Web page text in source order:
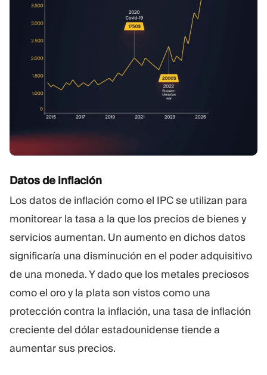
Datos de inflación
Los datos de inflación como el IPC se utilizan para
monitorear la tasa a la que los precios de bienes y
servicios aumentan. Un aumento en dichos datos
significaría una disminución en el poder adquisitivo
de una moneda. Y dado que los metales preciosos
como el oro y la plata son vistos como una
protección contra la inflación, una tasa de inflación
creciente del dólar estadounidense tiende a
aumentar sus precios.